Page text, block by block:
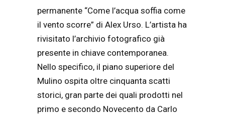
permanente “Come l’acqua soffia come
il vento scorre” di Alex Urso. L’artista ha
rivisitato l’archivio fotografico già
presente in chiave contemporanea.
Nello specifico, il piano superiore del
Mulino ospita oltre cinquanta scatti
storici, gran parte dei quali prodotti nel
primo e secondo Novecento da Carlo